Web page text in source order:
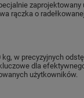
rączka o
w precyzyjnych
dla
użytkowników.